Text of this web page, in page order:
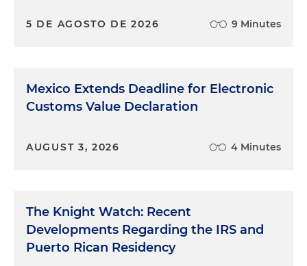
5 DE AGOSTO DE 2026 9 Minutes
Mexico Extends Deadline for Electronic
Customs Value Declaration
AUGUST 3, 2026 4 Minutes
The Knight Watch: Recent
Developments Regarding the IRS and
Puerto Rican Residency